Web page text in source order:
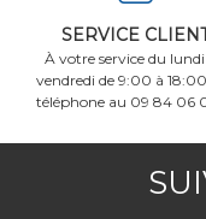
SERVICE
À votre service du
vendredi de 9:00 à
téléphone au 09 84 06